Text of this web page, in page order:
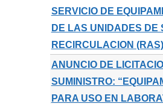
SERVICIO DE
DE LAS UNIDADES DE
RECIRCULACION
ANUNCIO DE
SUMINISTRO:
PARA USO EN